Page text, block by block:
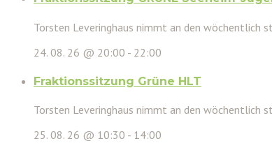
Torsten Leveringhaus nimmt an den wöchentlich
24. 08. 26 @ 20:00 - 22:00
Fraktionssitzung Grüne HLT
Torsten Leveringhaus nimmt an den wöchentlich
25. 08. 26 @ 10:30 - 14:00